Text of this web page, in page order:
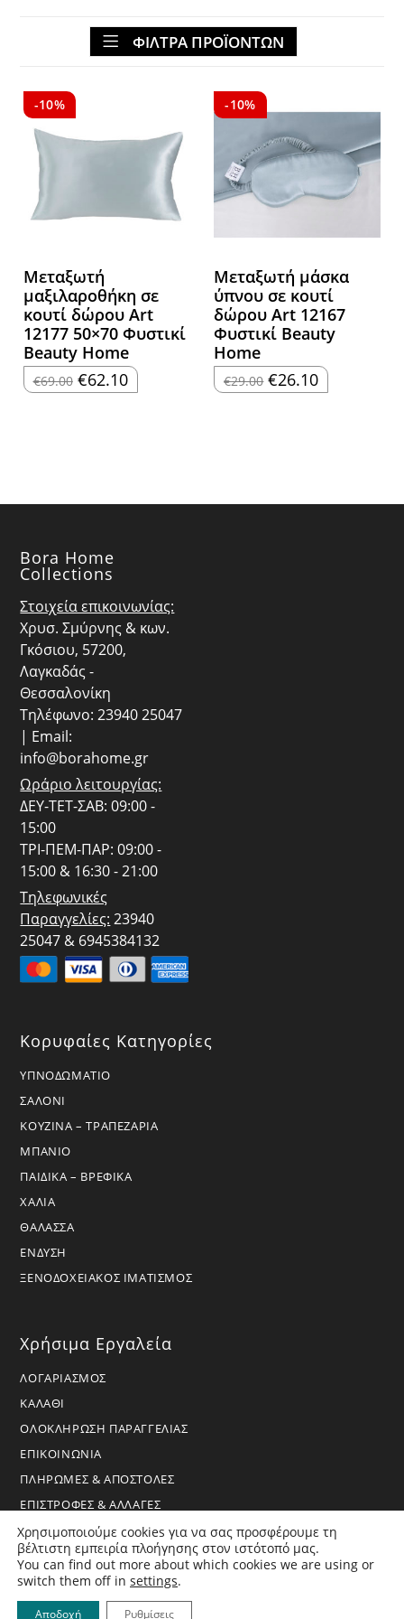
ΦΙΛΤΡΑ ΠΡΟΪΟΝΤΩΝ
-10%
Μεταξωτή
μαξιλαροθήκη σε
κουτί δώρου Art
12177 50×70 Φυστικί
Beauty Home
€69.00 Original
price
€62.10Η
τρέχουσα
-10%
Μεταξωτή μάσκα
ύπνου σε κουτί
δώρου Art 12167
Φυστικί Beauty
Home
€29.00 Original
price
€26.10Η
τρέχουσα
Bora Home
Collections
Στοιχεία επικοινωνίας:
Χρυσ. Σμύρνης & κων.
Γκόσιου, 57200,
Λαγκαδάς -
Θεσσαλονίκη
Τηλέφωνο: 23940 25047
| Email:
info@borahome.gr
Ωράριο λειτουργίας:
ΔΕΥ-ΤΕΤ-ΣΑΒ: 09:00 -
15:00
ΤΡΙ-ΠΕΜ-ΠΑΡ: 09:00 -
15:00 & 16:30 - 21:00
Τηλεφωνικές
Παραγγελίες: 23940
25047 & 6945384132
Κορυφαίες Κατηγορίες
ΥΠΝΟΔΩΜΑΤΙΟ
ΣΑΛΟΝΙ
ΚΟΥΖΙΝΑ – ΤΡΑΠΕΖΑΡΙΑ
ΜΠΑΝΙΟ
ΠΑΙΔΙΚΑ – ΒΡΕΦΙΚΑ
ΧΑΛΙΑ
ΘΑΛΑΣΣΑ
ΕΝΔΥΣΗ
ΞΕΝΟΔΟΧΕΙΑΚΟΣ ΙΜΑΤΙΣΜΟΣ
Χρήσιμα Εργαλεία
ΛΟΓΑΡΙΑΣΜΟΣ
ΚΑΛΑΘΙ
ΟΛΟΚΛΗΡΩΣΗ ΠΑΡΑΓΓΕΛΙΑΣ
ΕΠΙΚΟΙΝΩΝΙΑ
ΠΛΗΡΩΜΕΣ & ΑΠΟΣΤΟΛΕΣ
ΕΠΙΣΤΡΟΦΕΣ & ΑΛΛΑΓΕΣ
ΟΡΟΙ ΧΡΗΣΗΣ & ΑΠΟΡΡΗΤΟ
Χρησιμοποιούμε cookies για να σας προσφέρουμε τη
βέλτιστη εμπειρία πλοήγησης στον ιστότοπό μας.
You can find out more about which cookies we are using or
switch them off in settings.
Αποδοχή Ρυθμίσεις